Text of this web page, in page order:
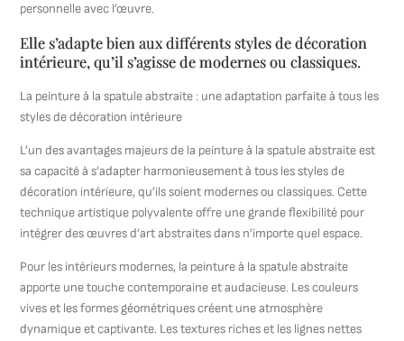
personnelle avec l’œuvre.
Elle s’adapte bien aux différents styles de décoration
intérieure, qu’il s’agisse de modernes ou classiques.
La peinture à la spatule abstraite : une adaptation parfaite à tous les
styles de décoration intérieure
L’un des avantages majeurs de la peinture à la spatule abstraite est
sa capacité à s’adapter harmonieusement à tous les styles de
décoration intérieure, qu’ils soient modernes ou classiques. Cette
technique artistique polyvalente offre une grande flexibilité pour
intégrer des œuvres d’art abstraites dans n’importe quel espace.
Pour les intérieurs modernes, la peinture à la spatule abstraite
apporte une touche contemporaine et audacieuse. Les couleurs
vives et les formes géométriques créent une atmosphère
dynamique et captivante. Les textures riches et les lignes nettes